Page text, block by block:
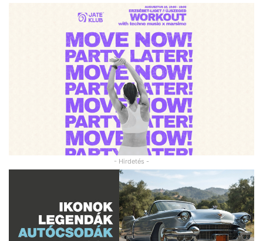
- Hirdetés -